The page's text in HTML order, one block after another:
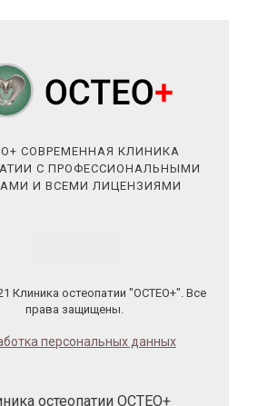
СОВРЕМЕННАЯ КЛИНИКА
С ПРОФЕССИОНАЛЬНЫМИ
И ВСЕМИ ЛИЦЕНЗИЯМИ
Клиника остеопатии "ОСТЕО+". Все
права защищены.
персональных данных
остеопатии ОСТЕО+